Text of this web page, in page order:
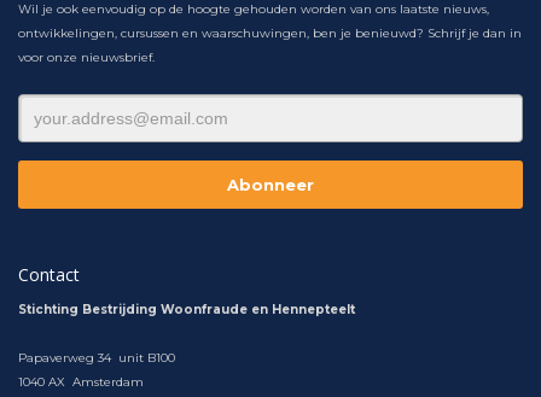
Wil je ook eenvoudig op de hoogte gehouden worden van ons laatste nieuws,
ontwikkelingen, cursussen en waarschuwingen, ben je benieuwd? Schrijf je dan in
voor onze nieuwsbrief.
Contact
Stichting Bestrijding Woonfraude en Hennepteelt
Papaverweg 34 unit B100
1040 AX Amsterdam